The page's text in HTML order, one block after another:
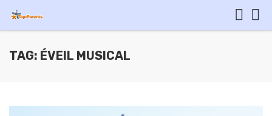
TAG: ÉVEIL MUSICAL